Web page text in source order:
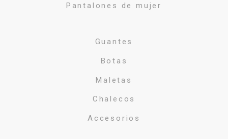
Pantalones de mujer
Guantes
Botas
Maletas
Chalecos
Accesorios